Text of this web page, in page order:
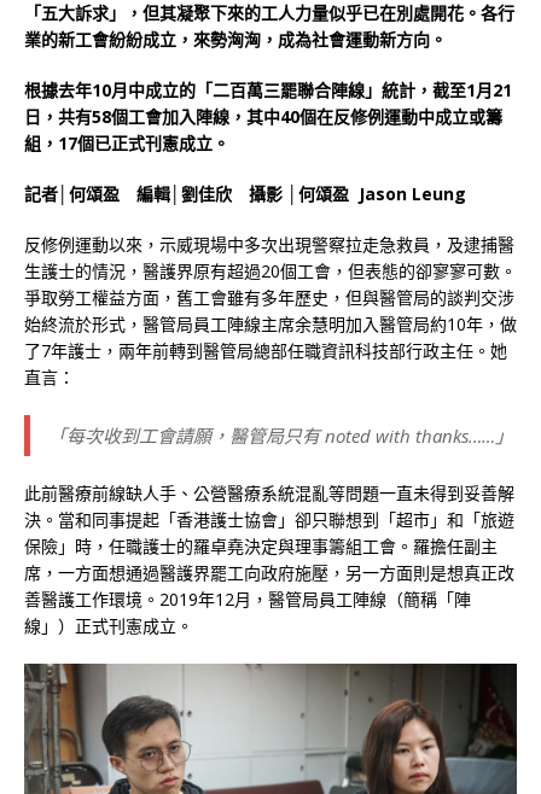
「五大訴求」，但其凝聚下來的工人力量似乎已在別處開花。各行
業的新工會紛紛成立，來勢洶洶，成為社會運動新方向。
根據去年10月中成立的「二百萬三罷聯合陣線」統計，截至1月21
日，共有58個工會加入陣線，其中40個在反修例運動中成立或籌
組，17個已正式刊憲成立。
記者│何頌盈 編輯│劉佳欣 攝影 │何頌盈 Jason Leung
反修例運動以來，示威現場中多次出現警察拉走急救員，及逮捕醫
生護士的情況，醫護界原有超過20個工會，但表態的卻寥寥可數。
爭取勞工權益方面，舊工會雖有多年歷史，但與醫管局的談判交涉
始終流於形式，醫管局員工陣線主席余慧明加入醫管局約10年，做
了7年護士，兩年前轉到醫管局總部任職資訊科技部行政主任。她
直言：
「每次收到工會請願，醫管局只有 noted with thanks……」
此前醫療前線缺人手、公營醫療系統混亂等問題一直未得到妥善解
決。當和同事提起「香港護士協會」卻只聯想到「超市」和「旅遊
保險」時，任職護士的羅卓堯決定與理事籌組工會。羅擔任副主
席，一方面想通過醫護界罷工向政府施壓，另一方面則是想真正改
善醫護工作環境。2019年12月，醫管局員工陣線（簡稱「陣
線」）正式刊憲成立。